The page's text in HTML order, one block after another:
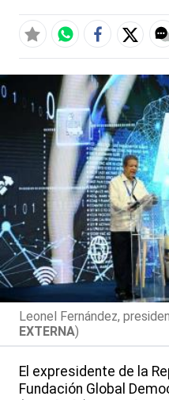
Leonel Fernández,
EXTERNA)
El expresidente de la
Fundación Global